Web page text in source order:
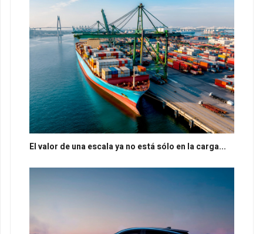
El valor de una escala ya no está sólo en la carga...